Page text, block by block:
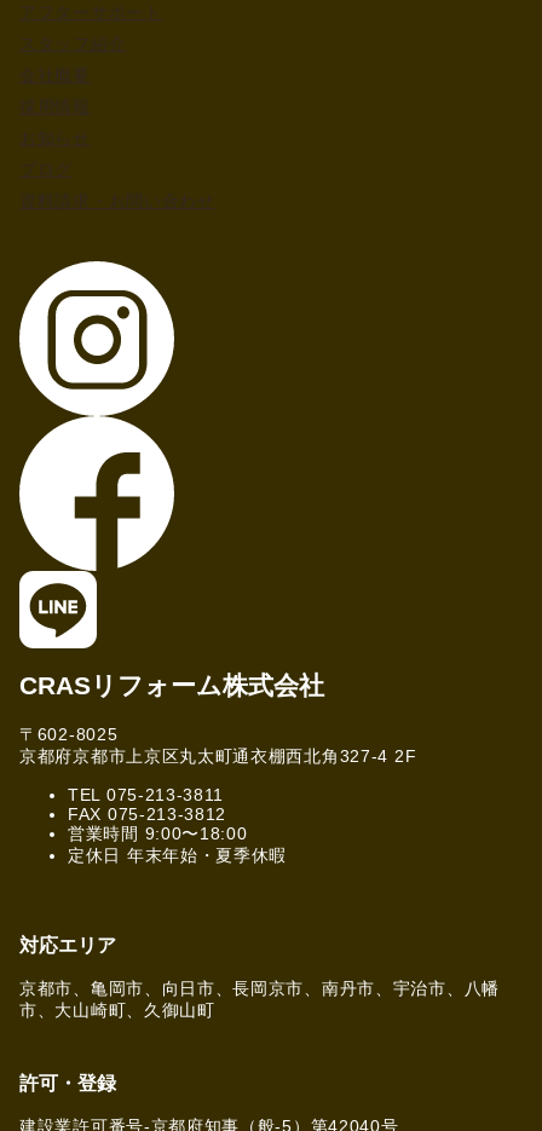
アフターサポート
ブログ
スタッフ紹介
会社概要
採用情報
お知らせ
資料請求・お問い合わせ
CRASリフォーム株式会社
〒602-8025
京都府京都市上京区丸太町通衣棚西北角327-4 2F
TEL 075-213-3811
FAX 075-213-3812
営業時間 9:00〜18:00
定休日 年末年始・夏季休暇
対応エリア
京都市、亀岡市、向日市、長岡京市、南丹市、宇治市、八幡
市、大山崎町、久御山町
許可・登録
建設業許可番号-京都府知事（般-5）第42040号